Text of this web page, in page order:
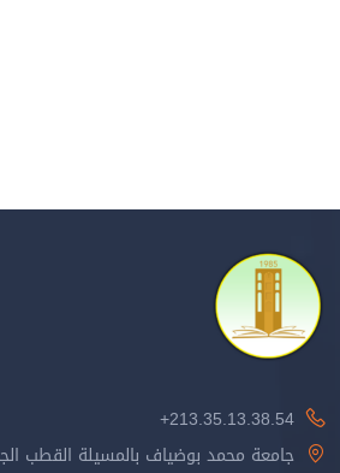
213.35.13.38.54+
جامعة محمد بوضياف بالمسيلة القطب